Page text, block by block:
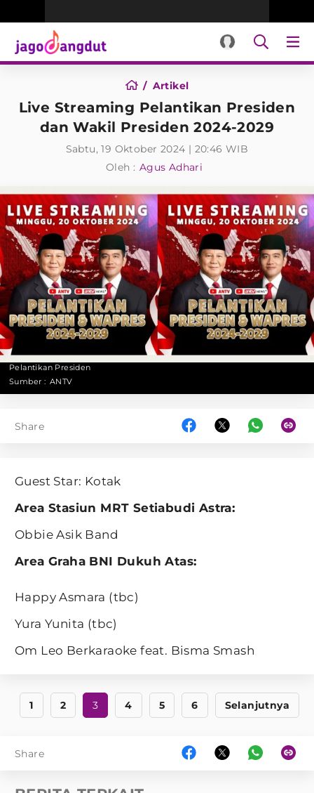
Artikel
Live Streaming Pelantikan Presiden
dan Wakil Presiden 2024-2029
Sabtu, 19 Oktober 2024 | 20:46 WIB
Oleh : Agus Adhari
Pelantikan Presiden
Sumber : ANTV
Share
Guest Star: Kotak
Area Stasiun MRT Setiabudi Astra:
Obbie Asik Band
Area Graha BNI Dukuh Atas:
Happy Asmara (tbc)
Yura Yunita (tbc)
Om Leo Berkaraoke feat. Bisma Smash
1 2 3 4 5 6 Selanjutnya
Share